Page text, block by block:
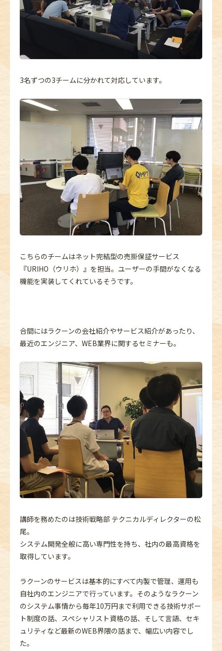
3名ずつの3チームに分かれて対応しています。
こちらのチームはネット完結型の売掛保証サービス
『URIHO（ウリホ）』を担当。ユーザーの手間がなくなる
機能を実装してくれているそうです。
合間にはラクーンの会社紹介やサービス紹介があったり、
最近のエンジニア、WEB業界に関するセミナーも。
講師を務めたのは技術戦略部 テクニカルディレクターの松
尾。
システム開発全般に高い専門性を持ち、社内の最高資格を
取得しています。
ラクーンのサービスは基本的にすべて内製で管理、運用も
自社内のエンジニアで行っています。そのようなラクーン
のシステム事情から毎年10万円まで利用できる技術サポー
ト制度の話、スペシャリスト資格の話、そして言語、セキ
ュリティなど最新のWEB界隈の話まで、幅広い内容でし
た。